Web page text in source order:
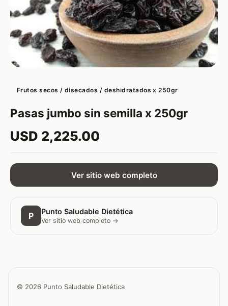
Frutos secos / disecados / deshidratados x 250gr
Pasas jumbo sin semilla x 250gr
USD 2,225.00
Ver sitio web completo
P Punto Saludable Dietética
Ver sitio web completo →
© 2026 Punto Saludable Dietética